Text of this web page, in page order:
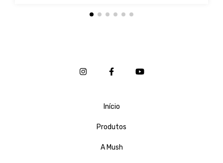
Início
Produtos
A Mush